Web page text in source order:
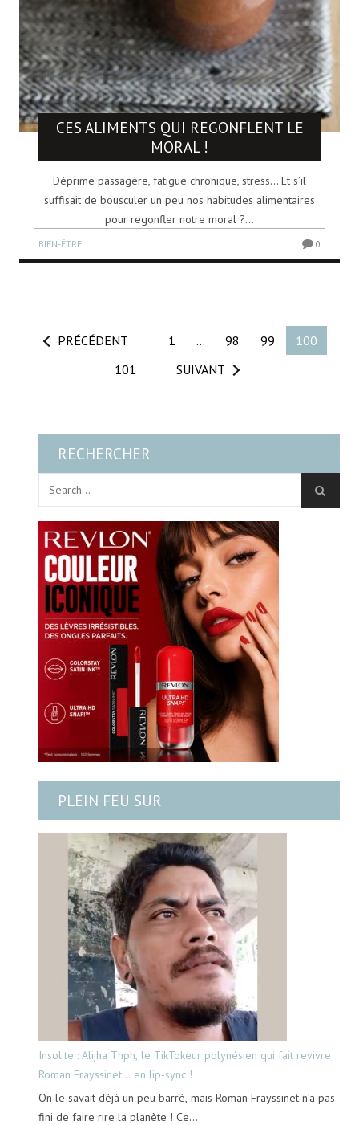
CES ALIMENTS QUI REGONFLENT LE
MORAL !
Déprime passagère, fatigue chronique, stress… Et s’il
suffisait de bousculer un peu nos habitudes alimentaires
pour regonfler notre moral ?...
BIEN-ÊTRE 0
PRÉCÉDENT 1 … 98 99
100
101
SUIVANT
RECHERCHER
PLEIN FEU SUR
Insolite : Alijha Thph, le TikTokeur polynésien qui fait revivre
Roman Frayssinet… en lip-sync !
On le savait déjà un peu barré, mais Roman Frayssinet n’a pas
fini de faire rire la planète ! Ce…